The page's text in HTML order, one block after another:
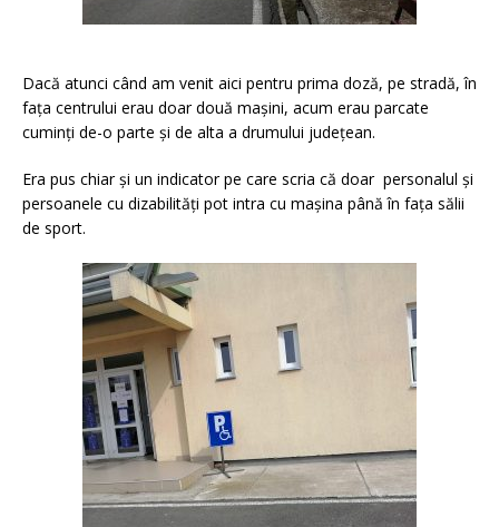
Dacă atunci când am venit aici pentru prima doză, pe stradă, în
fața centrului erau doar două mașini, acum erau parcate
cuminți de-o parte și de alta a drumului județean.
Era pus chiar și un indicator pe care scria că doar personalul și
persoanele cu dizabilități pot intra cu mașina până în fața sălii
de sport.